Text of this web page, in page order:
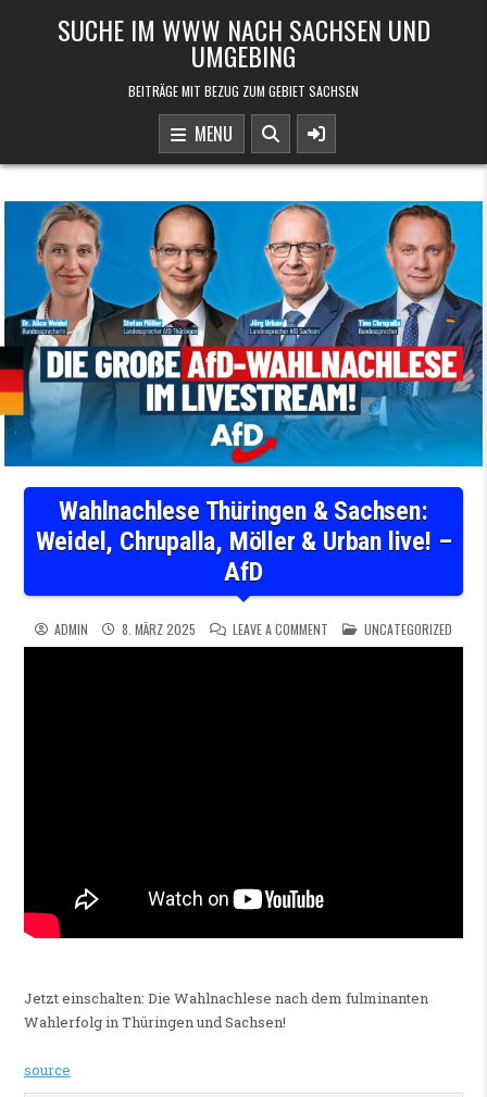
SUCHE IM WWW NACH SACHSEN UND
UMGEBING
BEITRÄGE MIT BEZUG ZUM GEBIET SACHSEN
MENU
Wahlnachlese Thüringen & Sachsen:
Weidel, Chrupalla, Möller & Urban live! –
AfD
ADMIN 8. MÄRZ 2025 LEAVE A COMMENT ON WAHLNACHLESE
POSTED IN
UNCATEGORIZED
Jetzt einschalten: Die Wahlnachlese nach dem fulminanten
Wahlerfolg in Thüringen und Sachsen!
source